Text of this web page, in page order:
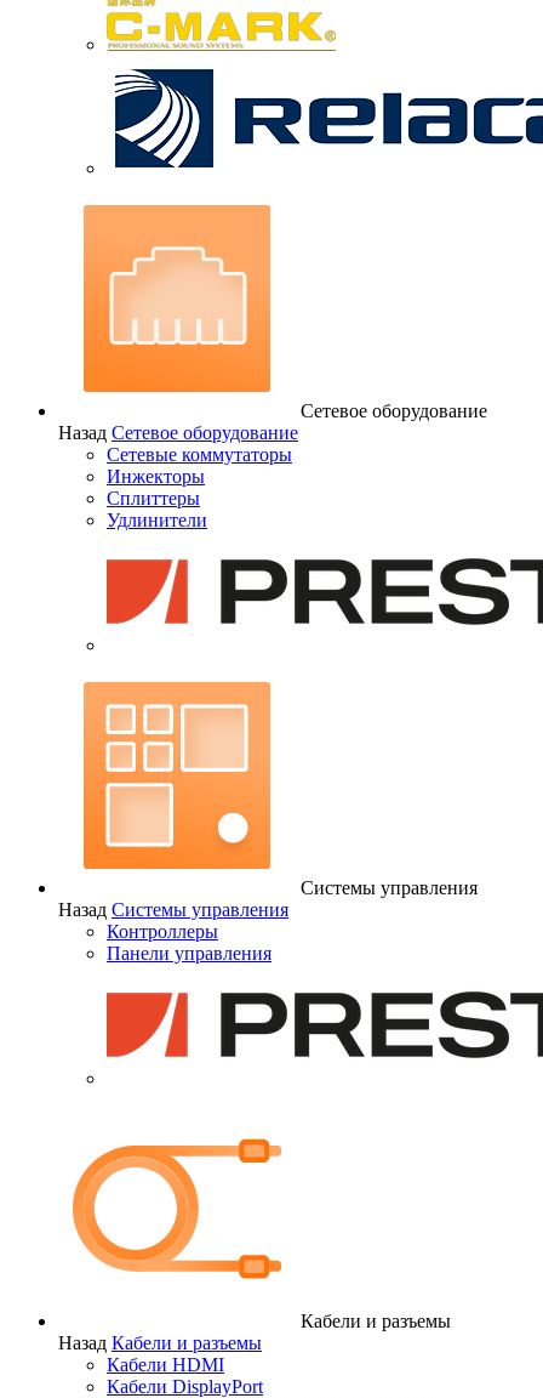
Сетевое оборудование
Назад Сетевое оборудование
Сетевые коммутаторы
Инжекторы
Сплиттеры
Удлинители
Системы управления
Назад Системы управления
Контроллеры
Панели управления
Кабели и разъемы
Назад Кабели и разъемы
Кабели HDMI
Кабели DisplayPort